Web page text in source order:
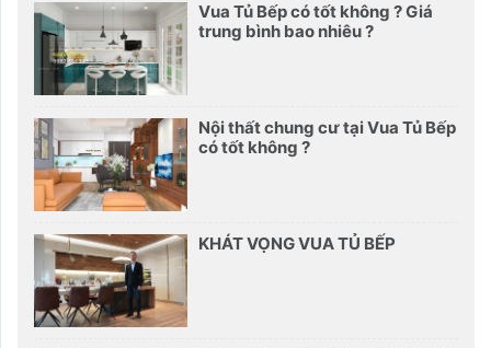
Vua Tủ Bếp có tốt không ? Giá
trung bình bao nhiêu ?
Nội thất chung cư tại Vua Tủ Bếp
có tốt không ?
KHÁT VỌNG VUA TỦ BẾP